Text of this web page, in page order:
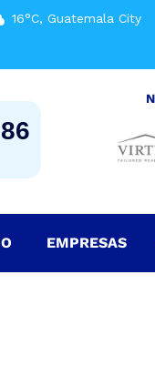
16°C, Guatemala City
EMPRESAS